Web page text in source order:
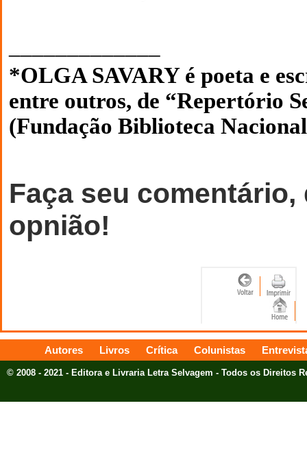
*OLGA SAVARY é poeta e
entre outros, de “Repertório
(Fundação Biblioteca
Faça seu comentário,
opnião!
Autores Livros Crítica Colunistas
© 2008 - 2021 - Editora e Livraria Letra Selvagem - Todos os Direitos